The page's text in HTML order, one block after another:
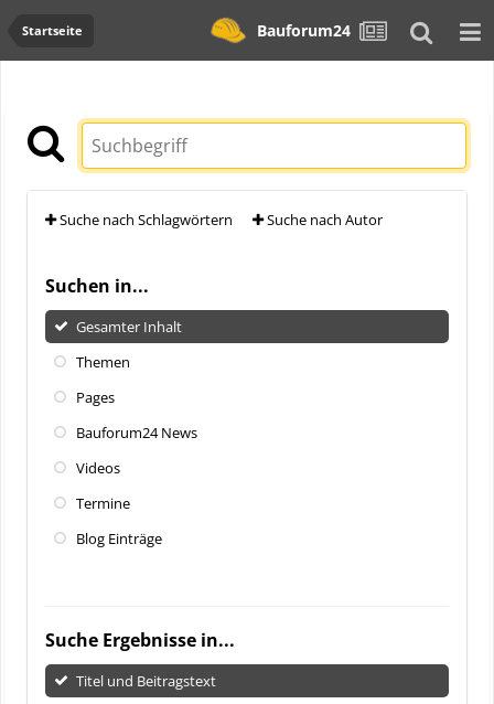
Startseite Bauforum24
Suche nach Schlagwörtern Suche nach Autor
Suchen in...
Gesamter Inhalt
Themen
Pages
Bauforum24 News
Videos
Termine
Blog Einträge
Suche Ergebnisse in...
Titel und Beitragstext